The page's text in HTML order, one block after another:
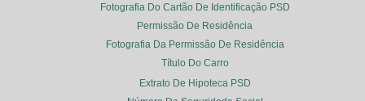
Fotografia Do Cartão De Identificação PSD
Permissão De Residência
Fotografia Da Permissão De Residência
Título Do Carro
Extrato De Hipoteca PSD